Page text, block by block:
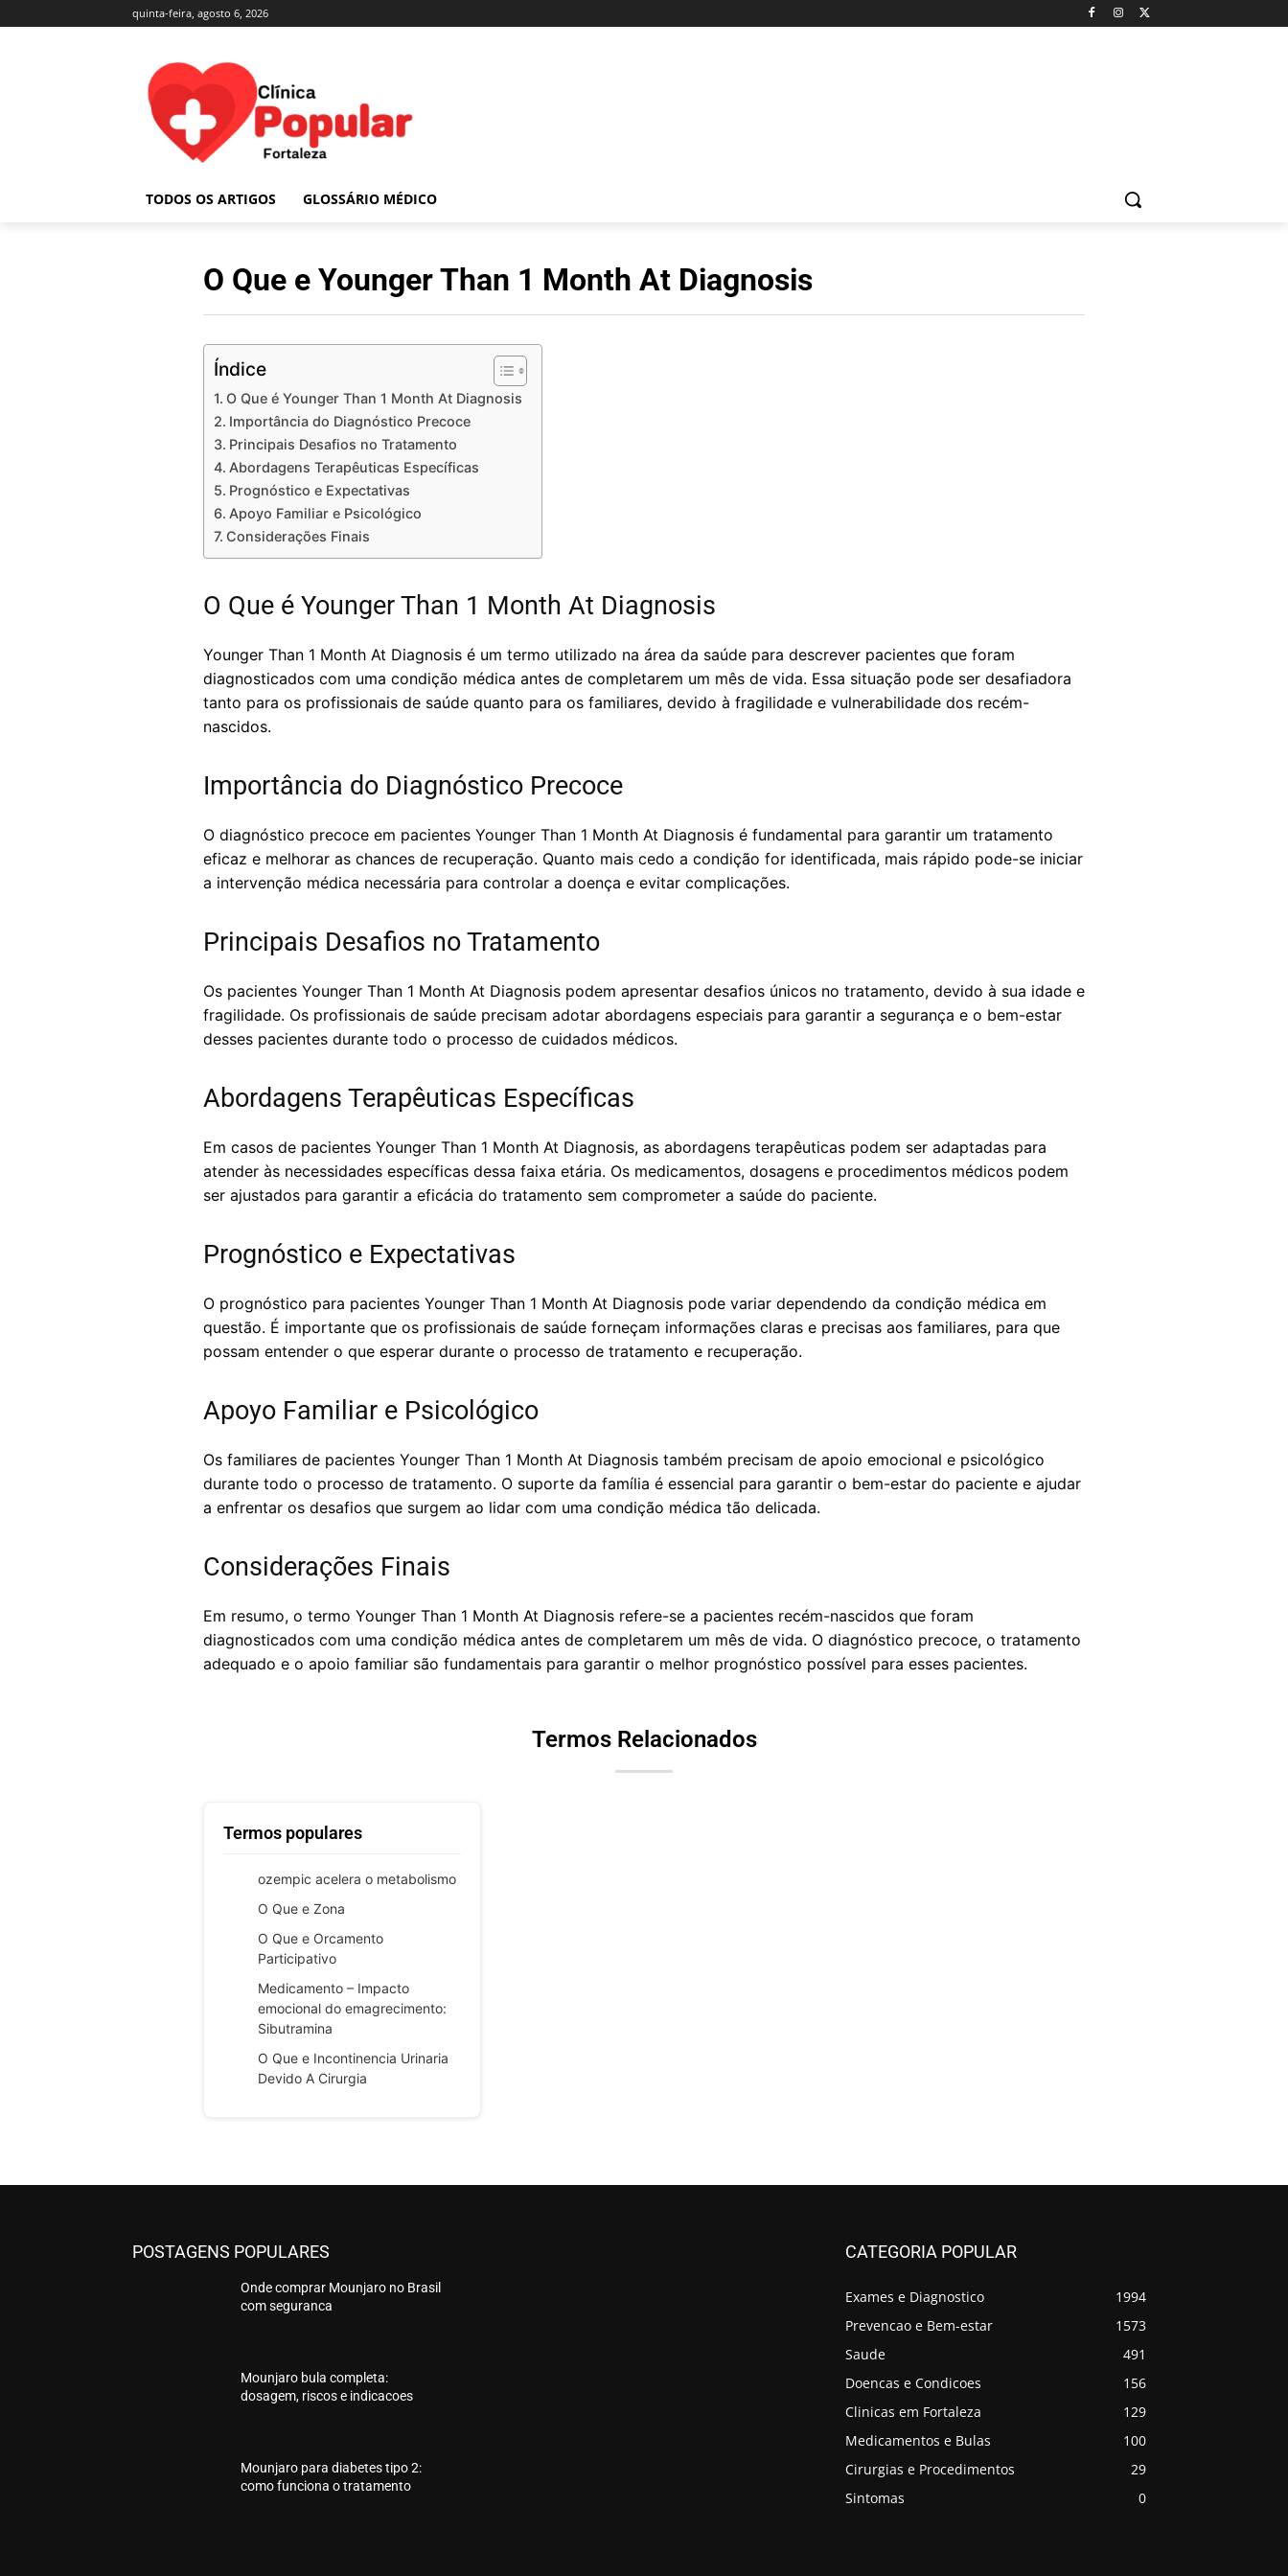
quinta-feira, agosto 6, 2026
TODOS OS ARTIGOS GLOSSÁRIO MÉDICO
O Que e Younger Than 1 Month At Diagnosis
Índice
O Que é Younger Than 1 Month At Diagnosis
Importância do Diagnóstico Precoce
Principais Desafios no Tratamento
Abordagens Terapêuticas Específicas
Prognóstico e Expectativas
Apoyo Familiar e Psicológico
Considerações Finais
O Que é Younger Than 1 Month At Diagnosis
Younger Than 1 Month At Diagnosis é um termo utilizado na área da saúde para descrever pacientes que foram
diagnosticados com uma condição médica antes de completarem um mês de vida. Essa situação pode ser desafiadora
tanto para os profissionais de saúde quanto para os familiares, devido à fragilidade e vulnerabilidade dos recém-
nascidos.
Importância do Diagnóstico Precoce
O diagnóstico precoce em pacientes Younger Than 1 Month At Diagnosis é fundamental para garantir um tratamento
eficaz e melhorar as chances de recuperação. Quanto mais cedo a condição for identificada, mais rápido pode-se iniciar
a intervenção médica necessária para controlar a doença e evitar complicações.
Principais Desafios no Tratamento
Os pacientes Younger Than 1 Month At Diagnosis podem apresentar desafios únicos no tratamento, devido à sua idade e
fragilidade. Os profissionais de saúde precisam adotar abordagens especiais para garantir a segurança e o bem-estar
desses pacientes durante todo o processo de cuidados médicos.
Abordagens Terapêuticas Específicas
Em casos de pacientes Younger Than 1 Month At Diagnosis, as abordagens terapêuticas podem ser adaptadas para
atender às necessidades específicas dessa faixa etária. Os medicamentos, dosagens e procedimentos médicos podem
ser ajustados para garantir a eficácia do tratamento sem comprometer a saúde do paciente.
Prognóstico e Expectativas
O prognóstico para pacientes Younger Than 1 Month At Diagnosis pode variar dependendo da condição médica em
questão. É importante que os profissionais de saúde forneçam informações claras e precisas aos familiares, para que
possam entender o que esperar durante o processo de tratamento e recuperação.
Apoyo Familiar e Psicológico
Os familiares de pacientes Younger Than 1 Month At Diagnosis também precisam de apoio emocional e psicológico
durante todo o processo de tratamento. O suporte da família é essencial para garantir o bem-estar do paciente e ajudar
a enfrentar os desafios que surgem ao lidar com uma condição médica tão delicada.
Considerações Finais
Em resumo, o termo Younger Than 1 Month At Diagnosis refere-se a pacientes recém-nascidos que foram
diagnosticados com uma condição médica antes de completarem um mês de vida. O diagnóstico precoce, o tratamento
adequado e o apoio familiar são fundamentais para garantir o melhor prognóstico possível para esses pacientes.
Termos Relacionados
Termos populares
ozempic acelera o metabolismo
O Que e Zona
O Que e Orcamento
Participativo
Medicamento – Impacto
emocional do emagrecimento:
Sibutramina
O Que e Incontinencia Urinaria
Devido A Cirurgia
POSTAGENS POPULARES
Onde comprar Mounjaro no Brasil
com seguranca
Mounjaro bula completa:
dosagem, riscos e indicacoes
Mounjaro para diabetes tipo 2:
como funciona o tratamento
CATEGORIA POPULAR
Exames e Diagnostico
1994
Prevencao e Bem-estar
1573
Saude
491
Doencas e Condicoes
156
Clinicas em Fortaleza
129
Medicamentos e Bulas
100
Cirurgias e Procedimentos
29
Sintomas
0